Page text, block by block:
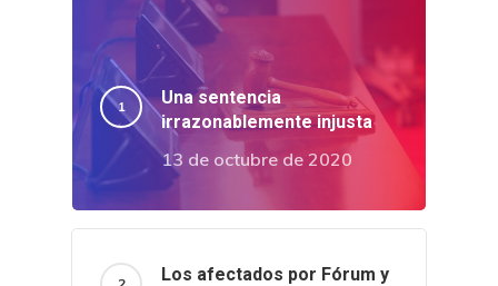
Una sentencia
irrazonablemente injusta
13 de octubre de 2020
Los afectados por Fórum y